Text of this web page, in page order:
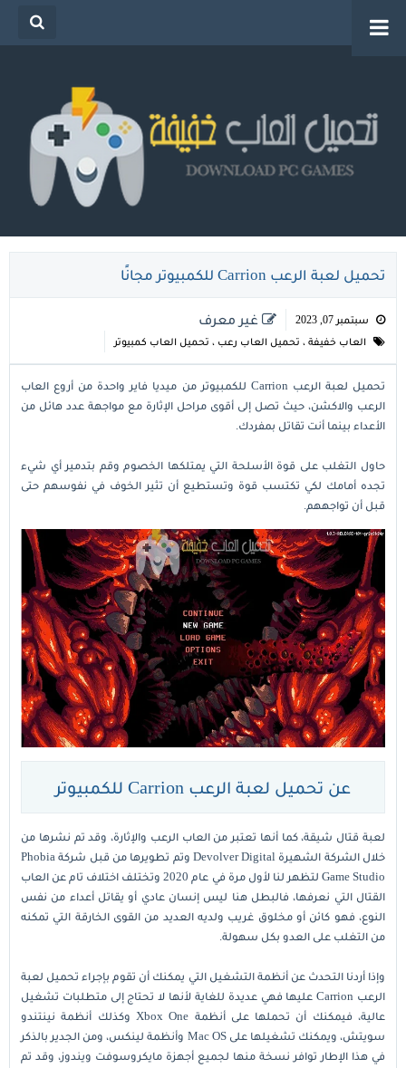
تحميل العاب خفيفة للكمبيوتر من ميديا فاير للاجهزة
الضعيفة
تحميل لعبة الرعب Carrion للكمبيوتر مجانًا
سبتمبر 07, 2023
العاب خفيفة ، تحميل العاب رعب ، تحميل العاب كمبيوتر
غير معرف
تحميل لعبة الرعب Carrion للكمبيوتر من ميديا فاير واحدة من أروع العاب
الرعب والاكشن، حيث تصل إلى أقوى مراحل الإثارة مع مواجهة عدد هائل من
الأعداء بينما أنت تقاتل بمفردك.
حاول التغلب على قوة الأسلحة التي يمتلكها الخصوم وقم بتدمير أي شيء
تجده أمامك لكي تكتسب قوة وتستطيع أن تثير الخوف في نفوسهم حتى
قبل أن تواجههم.
عن تحميل لعبة الرعب Carrion للكمبيوتر
لعبة قتال شيقة، كما أنها تعتبر من العاب الرعب والإثارة، وقد تم نشرها من
خلال الشركة الشهيرة Devolver Digital وتم تطويرها من قبل شركة Phobia
Game Studio لتظهر لنا لأول مرة في عام 2020 وتختلف اختلاف تام عن العاب
القتال التي نعرفها، فالبطل هنا ليس إنسان عادي أو يقاتل أعداء من نفس
النوع، فهو كائن أو مخلوق غريب ولديه العديد من القوى الخارقة التي تمكنه
من التغلب على العدو بكل سهولة.
وإذا أردنا التحدث عن أنظمة التشغيل التي يمكنك أن تقوم بإجراء تحميل لعبة
الرعب Carrion عليها فهي عديدة للغاية لأنها لا تحتاج إلى متطلبات تشغيل
عالية، فيمكنك أن تحملها على أنظمة Xbox One وكذلك أنظمة نينتندو
سويتش، ويمكنك تشغيلها على Mac OS وأنظمة لينكس، ومن الجدير بالذكر
في هذا الإطار توافر نسخة منها لجميع أجهزة مايكروسوفت ويندوز، وقد تم